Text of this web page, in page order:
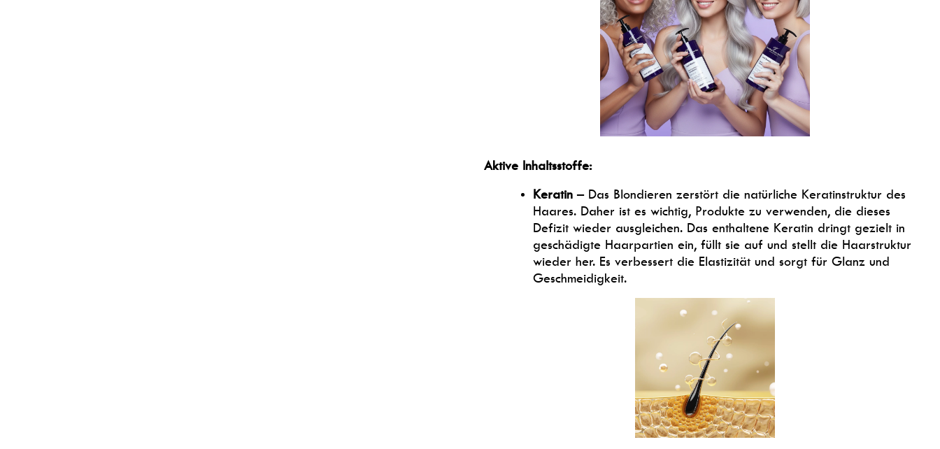
Aktive Inhaltsstoffe:
Keratin – Das Blondieren zerstört die natürliche Keratinstruktur des
Haares. Daher ist es wichtig, Produkte zu verwenden, die dieses
Defizit wieder ausgleichen. Das enthaltene Keratin dringt gezielt in
geschädigte Haarpartien ein, füllt sie auf und stellt die Haarstruktur
wieder her. Es verbessert die Elastizität und sorgt für Glanz und
Geschmeidigkeit.